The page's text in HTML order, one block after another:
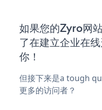
如果您的Zyro网
了在建立企业在
你！
但接下来是a tough
更多的访问者？